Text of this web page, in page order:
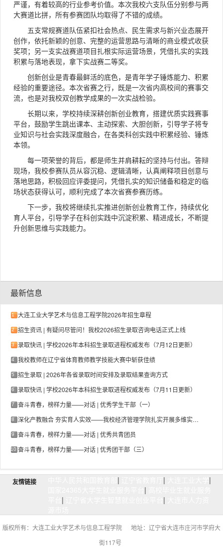
严谨，有着较高的行业参考价值。本次我校六支队伍分别参与两
大赛道比拼，所有参赛团队均取得了不错的成绩。
五支常规赛道队伍紧扣社会热点、民生需求与新兴业态展开
创作，依托新颖的创意、完整的运营思路与清晰的商业模式收获
奖项；另一支实战赛道项目扎根实际运营场景，凭借扎实的实践
积累与落地表现，拿下实战赛二等奖。
创新创业是青春最鲜活的底色，是青年学子锤炼能力、积累
经验的重要途径。本次省赛之行，既是一次省内高校间的赛事交
流，也是对我校双创教学成果的一次实战检验。
长期以来，学校持续深耕创新创业教育，搭建优质实践赛事
平台，鼓励学生跳出课本、主动探索、大胆创新，引导学子将专
业知识与社会实践深度融合，在各类科创实践中积累经验、锤炼
本领。
每一项荣誉的背后，都是师生并肩耕耘的坚持与付出。答辩
现场，我校参赛队员从容沉稳、逻辑清晰，认真阐释项目创意与
落地思路，积极回应评委提问，凭借扎实的知识储备和稳定的临
场状态获得认可，顺利完成了本次省赛参赛历练。
下一步，我校将继续扎实推进创新创业教育工作，持续优化
育人平台，引导学子在科创实践中沉淀积累、精进成长，不断提
升创新思维与实践能力。
最新信息
1 大连工业大学艺术与信息工程学院2026年招生章程
2 招生资讯 | 有疑问尽管问！我校2026招生录取咨询电话正式上线
3 录取快讯 | 学校2026年本科招生录取进程权威发布（7月12日更新）
4 我校教师在辽宁省体育教师教学技能大赛中斩获佳绩
5 招生录取 | 2026年各省录取时间安排及录取结果查询方式
6 录取快讯 | 学校2026年本科招生录取进程权威发布（7月11日更新）
7 奋斗青春，榜样力量——对话 | 优秀学生干部（一）
8 深化产教融合 夯实育人实效——我校经济管理学院扎实开展多维实习实践系列活动
9 奋斗青春，榜样力量——对话 | 优秀共青团员
10 奋斗青春，榜样力量——对话 | 优秀团干部（三）
友情链接 | |
|
|
| |
版权所有：大连工业大学艺术与信息工程学院 地址：辽宁省大连市庄河市学府大
街117号